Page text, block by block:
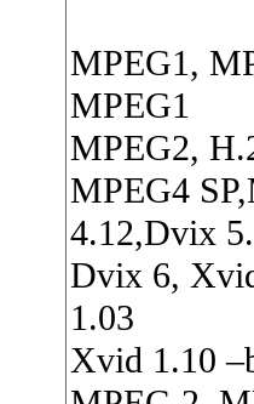
MPEG1,
MPEG1
MPEG2,
MPEG4
4.12,Dvix
Dvix 6,
1.03
Xvid 1.10